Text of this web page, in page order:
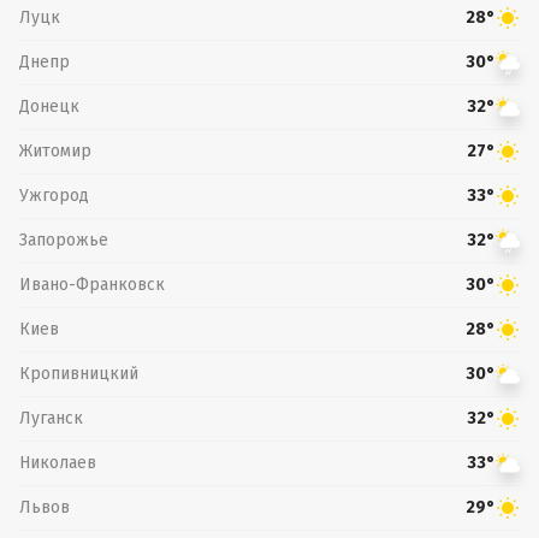
Луцк 28°
Днепр 30°
Донецк 32°
Житомир 27°
Ужгород 33°
Запорожье 32°
Ивано-Франковск 30°
Киев 28°
Кропивницкий 30°
Луганск 32°
Николаев 33°
Львов 29°